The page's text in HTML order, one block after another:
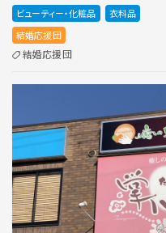
ビューティー・化粧品
衣料品
結婚応援団
結婚応援団